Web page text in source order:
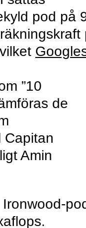
pod på
”10
de
Capitan
Amin